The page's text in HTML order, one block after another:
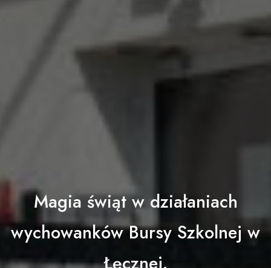
Magia świąt w działaniach
wychowanków Bursy Szkolnej w
Łęcznej.